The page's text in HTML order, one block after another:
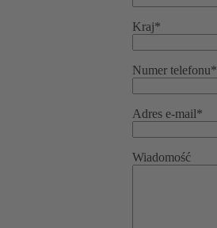
Kraj*
Numer telefonu*
Adres e-mail*
Wiadomość